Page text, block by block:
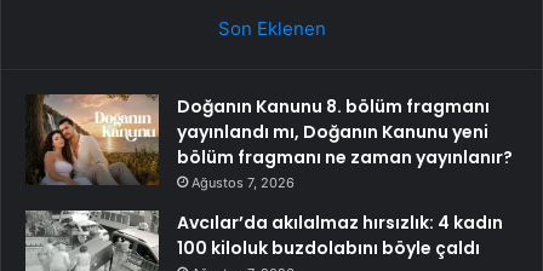
Son Eklenen
Doğanın Kanunu 8. bölüm fragmanı
yayınlandı mı, Doğanın Kanunu yeni
bölüm fragmanı ne zaman yayınlanır?
Ağustos 7, 2026
Avcılar’da akılalmaz hırsızlık: 4 kadın
100 kiloluk buzdolabını böyle çaldı